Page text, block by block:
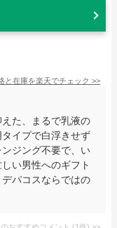
と在庫を楽天でチェック >>
た、まるで乳液の
イプで白浮きせず
ンジング不要で、い
い男性へのギフト
パコスならではの